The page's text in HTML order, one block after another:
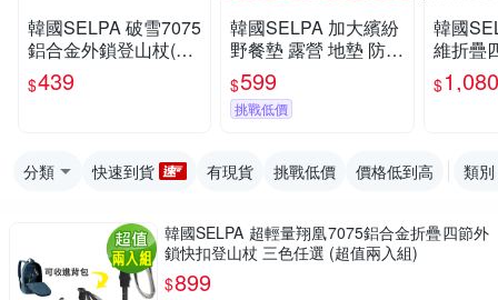
韓國SELPA 破雪7075
鋁合金外鎖登山杖(四
色任選)
$439
韓國SELPA 加大繽紛
野餐墊 露營 地墊 防潮
墊(三色任選)
$599
挑戰低價
韓國
維折疊
登山
色任選)
$1,080
分類 快速到貨 有現貨 挑戰低價 價格低到高 類別
韓國SELPA 超輕量翔凰7075鋁合金折疊四節外
鎖快扣登山杖 三色任選 (超值兩入組)
$899